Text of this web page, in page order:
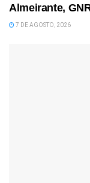
Almeirante,
7 DE AGOSTO, 2026